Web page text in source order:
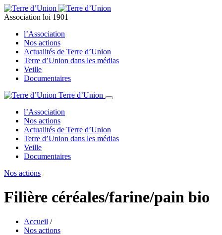
Association loi 1901
l’Association
Nos actions
Actualités de Terre d’Union
Terre d’Union dans les médias
Veille
Documentaires
Terre d’Union
l’Association
Nos actions
Actualités de Terre d’Union
Terre d’Union dans les médias
Veille
Documentaires
Nos actions
Filière céréales/farine/pain bio
Accueil /
Nos actions